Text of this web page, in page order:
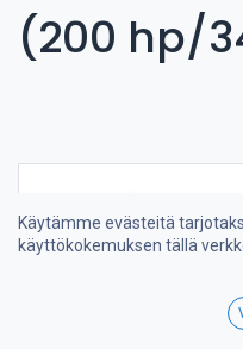
(200 hp/
Käytämme evästeitä
käyttökokemuksen tällä